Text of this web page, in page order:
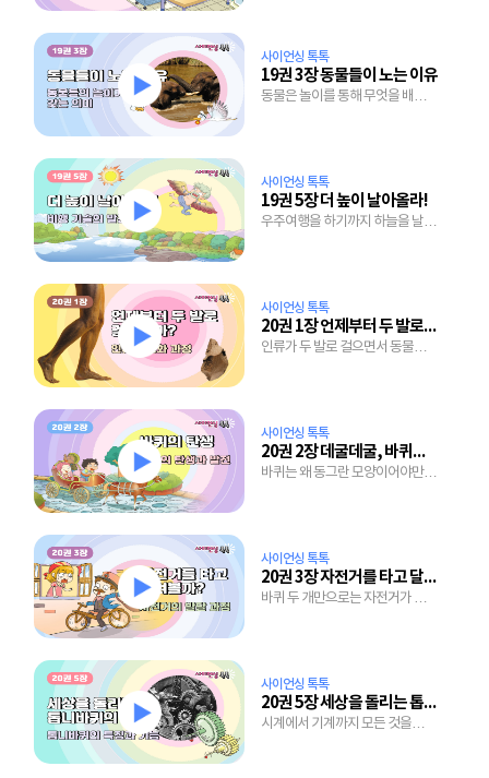
사이언싱 톡톡
19권 3장 동물들이 노는 이유
동물은 놀이를 통해 무엇을 배우는
사이언싱 톡톡
19권 5장 더 높이 날아올라!
우주여행을 하기까지 하늘을 날기
사이언싱 톡톡
20권 1장 언제부터 두 발로 걸었을까?
인류가 두 발로 걸으면서 동물과
사이언싱 톡톡
20권 2장 데굴데굴, 바퀴의 탄생
바퀴는 왜 동그란 모양이어야만
사이언싱 톡톡
20권 3장 자전거를 타고 달려볼까?
바퀴 두 개만으로는 자전거가 될
사이언싱 톡톡
20권 5장 세상을 돌리는 톱니바퀴의 힘
시계에서 기계까지 모든 것을